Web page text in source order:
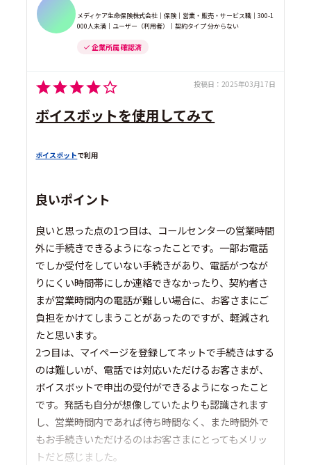
メディケア生命保険株式会社｜保険｜営業・販売・サービス職｜300-1
000人未満｜ユーザー（利用者）｜契約タイプ 分からない
企業所属 確認済
投稿日： 2025年03月17日
ボイスボットを使用してみて
ボイスボットで利用
良いポイント
良いと思った点の1つ目は、コールセンターの営業時間
外に手続きできるようになったことです。一部お電話
でしか受付をしていない手続きがあり、電話がつなが
りにくい時間帯にしか連絡できなかったり、契約者さ
まが営業時間内の電話が難しい場合に、お客さまにご
負担をかけてしまうことがあったのですが、軽減され
たと思います。
2つ目は、マイページを登録してネットで手続きはする
のは難しいが、電話では対応いただけるお客さまが、
ボイスボットで申出の受付ができるようになったこと
です。発話も自分が想像していたよりも認識されます
し、営業時間内であれば待ち時間なく、また時間外で
もお手続きいただけるのはお客さまにとってもメリッ
トだと感じました。